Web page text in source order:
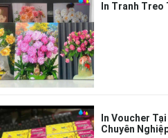
In Tranh Treo
In Voucher
Chuyên